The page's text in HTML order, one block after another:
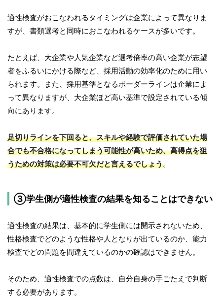
適性検査がおこなわれるタイミングは企業によって異なりま
すが、書類選考と同時におこなわれるケースが多いです。
たとえば、大企業や人気企業など選考倍率の高い企業が志望
者をふるいにかける際など、採用活動の効率化のために用い
られます。また、採用基準となるボーダーラインは企業によ
って異なりますが、大企業ほど高い基準で設定されている傾
向にあります。
足切りラインを下回ると、スキルや経験で評価されていた場
合でも不合格になってしまう可能性が高いため、高得点を狙
うための対策は必要不可欠だと言えるでしょう。
③学生側が適性検査の結果を知ることはできない
適性検査の結果は、基本的に学生側には開示されないため、
性格検査でどのような性格や人となりが出ているのか、能力
検査でどの問題を間違えているのかの確認はできません。
そのため、適性検査での点数は、自分自身の手ごたえで判断
する必要があります。